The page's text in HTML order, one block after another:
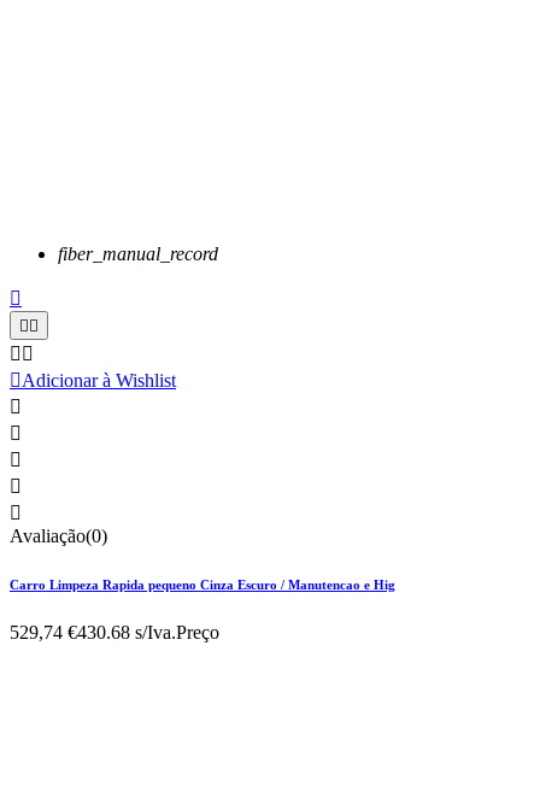
fiber_manual_record

 
 
Adicionar à Wishlist





Avaliação(0)
Carro Limpeza Rapida pequeno Cinza Escuro / Manutencao e Hig
529,74 €430.68 s/Iva.Preço